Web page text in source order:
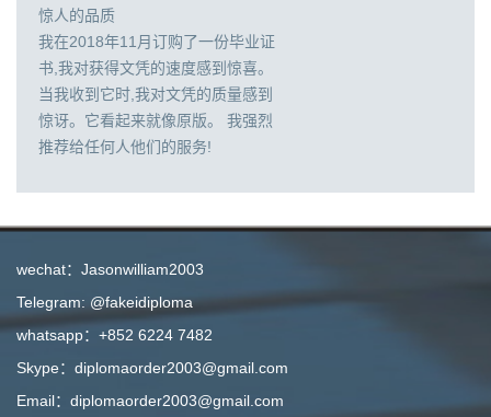
惊人的品质
我在2018年11月订购了一份毕业证
书,我对获得文凭的速度感到惊喜。
当我收到它时,我对文凭的质量感到
惊讶。它看起来就像原版。 我强烈
推荐给任何人他们的服务!
wechat：Jasonwilliam2003
Telegram: @fakeidiploma
whatsapp：+852 6224 7482
Skype：diplomaorder2003@gmail.com
Email：diplomaorder2003@gmail.com